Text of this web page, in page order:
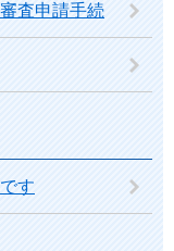
査申請手続
す